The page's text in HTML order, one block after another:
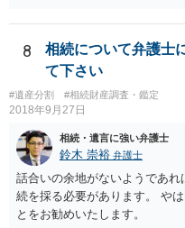
したとしても、変更されること
8
相続について弁護士
て下さい
#遺産分割 #相続財産調査・鑑定
2018年9月27日
相続・遺言に強い弁護士
鈴木 崇裕 弁護士
話合いの余地がないようであ
続を採る必要があります。 や
とをお勧めいたします。